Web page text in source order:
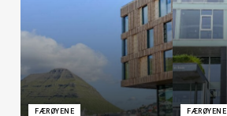
FÆRØYENE FÆRØYENE